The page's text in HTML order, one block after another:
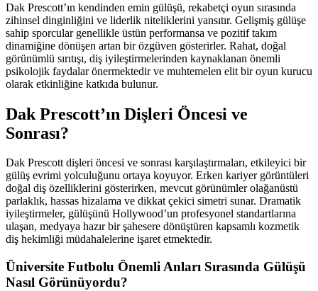
Dak Prescott’ın kendinden emin gülüşü, rekabetçi oyun sırasında
zihinsel dinginliğini ve liderlik niteliklerini yansıtır. Gelişmiş gülüşe
sahip sporcular genellikle üstün performansa ve pozitif takım
dinamiğine dönüşen artan bir özgüven gösterirler. Rahat, doğal
görünümlü sırıtışı, diş iyileştirmelerinden kaynaklanan önemli
psikolojik faydalar önermektedir ve muhtemelen elit bir oyun kurucu
olarak etkinliğine katkıda bulunur.
Dak Prescott’ın Dişleri Öncesi ve
Sonrası?
Dak Prescott dişleri öncesi ve sonrası karşılaştırmaları, etkileyici bir
gülüş evrimi yolculuğunu ortaya koyuyor. Erken kariyer görüntüleri
doğal diş özelliklerini gösterirken, mevcut görünümler olağanüstü
parlaklık, hassas hizalama ve dikkat çekici simetri sunar. Dramatik
iyileştirmeler, gülüşünü Hollywood’un profesyonel standartlarına
ulaşan, medyaya hazır bir şahesere dönüştüren kapsamlı kozmetik
diş hekimliği müdahalelerine işaret etmektedir.
Üniversite Futbolu Önemli Anları Sırasında Gülüşü
Nasıl Görünüyordu?